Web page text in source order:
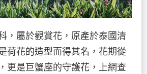
，屬於觀賞花，原產於泰國清
荷花的造型而得其名，花期從
更是巨蟹座的守護花，上網查